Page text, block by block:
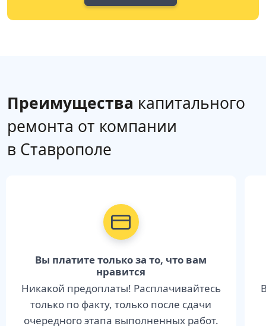
Преимущества капитального
ремонта от компании
в Ставрополе
Вы платите только за то, что вам
нравится
Никакой предоплаты! Расплачивайтесь
только по факту, только после сдачи
очередного этапа выполненных работ.